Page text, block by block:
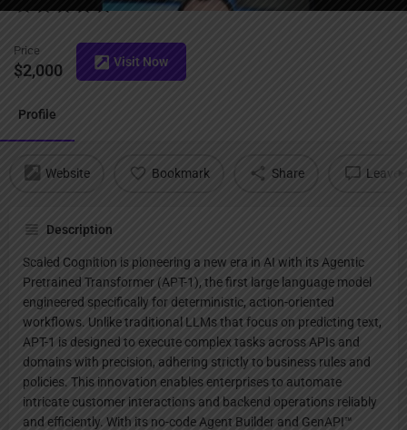
Price
$2,000 Visit Now
Profile
Website Bookmark Share Leave
Description
Scaled Cognition is pioneering a new era in AI with its Agentic
Pretrained Transformer (APT-1), the first large language model
engineered specifically for deterministic, action-oriented
workflows. Unlike traditional LLMs that focus on predicting text,
APT-1 is designed to execute complex tasks across APIs and
domains with precision, adhering strictly to business rules and
policies. This innovation enables enterprises to automate
intricate customer interactions and backend operations reliably
and efficiently. With its no-code Agent Builder and GenAPI™